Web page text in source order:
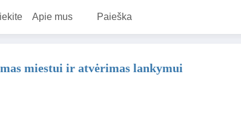
Apie mus Paieška
miestui ir atvėrimas lankymui